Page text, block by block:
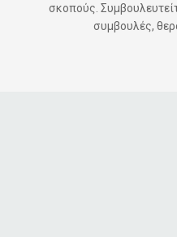
σκοπούς.
συμβουλές,